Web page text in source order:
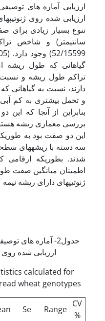
ارزیابی آماره­ های
ارزیابی شده روی
52/15599) وجود دارد. Singh
گیاهانی که طول ریشه
تراکم طول ریشه و نسبت
دارند، نسبت به گیاهانی
و تحمل بیشتری به کم
بنابراین از آنجا که
بررسی معماری ریشه
این دو صفت بود به
سه دسته با ریشه­های
شدند. بطوریکه ارقامی
اطمینان میانگین صفت
ژنوتیپ­های دارای ریشه
جدول2- آماره­ های
ارزیابی شده روی 102ژنوتیپ گندم نان
calculated for
wheat genotypes
Se Range
CV
%